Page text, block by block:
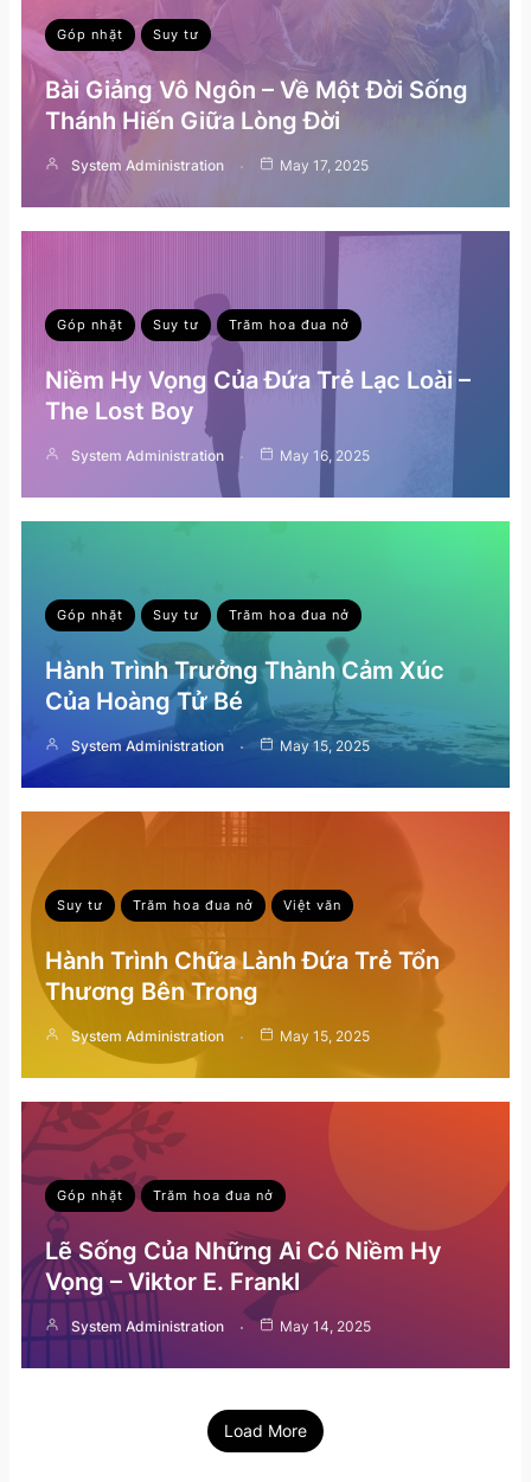
Góp nhặt Suy tư
Bài Giảng Vô Ngôn – Về Một Đời Sống
Thánh Hiến Giữa Lòng Đời
System Administration May 17, 2025
Góp nhặt Suy tư Trăm hoa đua nở
Niềm Hy Vọng Của Đứa Trẻ Lạc Loài –
The Lost Boy
System Administration May 16, 2025
Góp nhặt Suy tư Trăm hoa đua nở
Hành Trình Trưởng Thành Cảm Xúc
Của Hoàng Tử Bé
System Administration May 15, 2025
Suy tư Trăm hoa đua nở Việt văn
Hành Trình Chữa Lành Đứa Trẻ Tổn
Thương Bên Trong
System Administration May 15, 2025
Góp nhặt Trăm hoa đua nở
Lẽ Sống Của Những Ai Có Niềm Hy
Vọng – Viktor E. Frankl
System Administration May 14, 2025
Load More